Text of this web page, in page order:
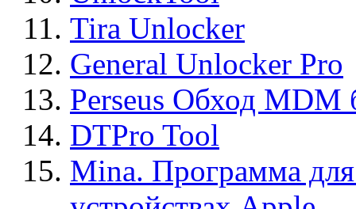
Tira Unlocker
General Unlocker Pro
Perseus Обход MDM
DTPro Tool
Mina. Программа